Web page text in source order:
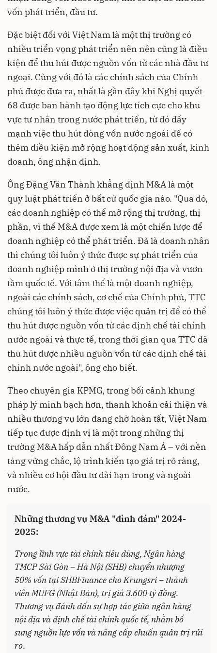
vốn phát triển, đầu tư.
Đặc biệt đối với Việt Nam là một thị trường có
nhiều triển vọng phát triển nên nên cũng là điều
kiện để thu hút được nguồn vốn từ các nhà đầu tư
ngoại. Cùng với đó là các chính sách của Chính
phủ được đưa ra, nhất là gần đây khi Nghị quyết
68 được ban hành tạo động lực tích cực cho khu
vực tư nhân trong nước phát triển, từ đó đẩy
mạnh việc thu hút dòng vốn nước ngoài để có
thêm điều kiện mở rộng hoạt động sản xuất, kinh
doanh, ông nhận định.
Ông Đặng Văn Thành khẳng định M&A là một
quy luật phát triển ở bất cứ quốc gia nào. "Qua đó,
các doanh nghiệp có thể mở rộng thị trường, thị
phần, vì thế M&A được xem là một chiến lược để
doanh nghiệp có thể phát triển. Đã là doanh nhân
thì chúng tôi luôn ý thức được sự phát triển của
doanh nghiệp mình ở thị trường nội địa và vươn
tầm quốc tế. Với tâm thế là một doanh nghiệp,
ngoài các chính sách, cơ chế của Chính phủ, TTC
chúng tôi luôn ý thức được việc quản trị để có thể
thu hút được nguồn vốn từ các định chế tài chính
nước ngoài và thực tế, trong thời gian qua TTC đã
thu hút được nhiều nguồn vốn từ các định chế tài
chính nước ngoài", ông cho biết.
Theo chuyên gia KPMG, trong bối cảnh khung
pháp lý minh bạch hơn, thanh khoản cải thiện và
nhiều thương vụ lớn đang chờ hoàn tất, Việt Nam
tiếp tục được định vị là một trong những thị
trường M&A hấp dẫn nhất Đông Nam Á – với nền
tảng vững chắc, lộ trình kiến tạo giá trị rõ ràng,
và nhiều cơ hội đầu tư dài hạn trong và ngoài
nước.
Những thương vụ M&A "đình đám" 2024-
2025:
Trong lĩnh vực tài chính tiêu dùng, Ngân hàng
TMCP Sài Gòn – Hà Nội (SHB) chuyển nhượng
50% vốn tại SHBFinance cho Krungsri – thành
viên MUFG (Nhật Bản), trị giá 3.600 tỷ đồng.
Thương vụ đánh dấu sự hợp tác giữa ngân hàng
nội địa và định chế tài chính quốc tế, nhằm bổ
sung nguồn lực vốn và nâng cấp chuẩn quản trị rủi
ro.